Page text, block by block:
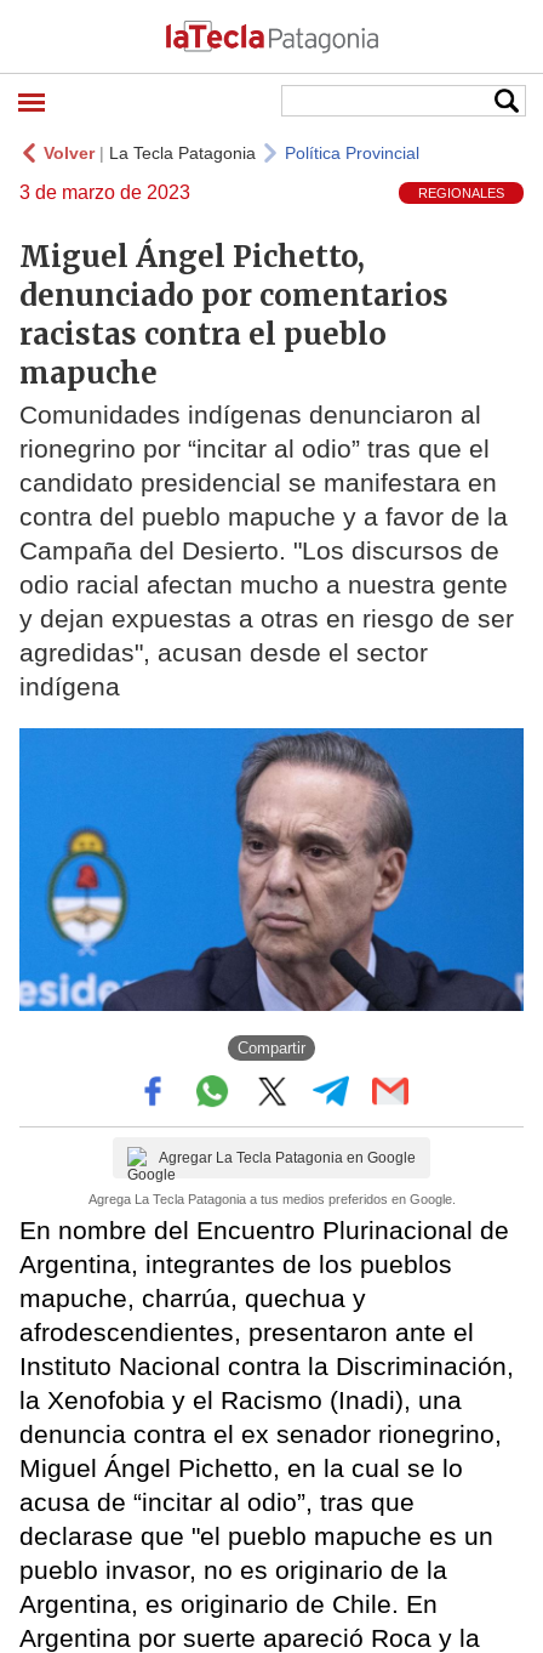
Volver| La Tecla Patagonia Política Provincial
3 de marzo de 2023 REGIONALES
Miguel Ángel Pichetto,
denunciado por comentarios
racistas contra el pueblo
mapuche
Comunidades indígenas denunciaron al
rionegrino por “incitar al odio” tras que el
candidato presidencial se manifestara en
contra del pueblo mapuche y a favor de la
Campaña del Desierto. "Los discursos de
odio racial afectan mucho a nuestra gente
y dejan expuestas a otras en riesgo de ser
agredidas", acusan desde el sector
indígena
Compartir
Agregar La Tecla Patagonia en Google
Agrega La Tecla Patagonia a tus medios preferidos en Google.
En nombre del Encuentro Plurinacional de
Argentina, integrantes de los pueblos
mapuche, charrúa, quechua y
afrodescendientes, presentaron ante el
Instituto Nacional contra la Discriminación,
la Xenofobia y el Racismo (Inadi), una
denuncia contra el ex senador rionegrino,
Miguel Ángel Pichetto, en la cual se lo
acusa de “incitar al odio”, tras que
declarase que "el pueblo mapuche es un
pueblo invasor, no es originario de la
Argentina, es originario de Chile. En
Argentina por suerte apareció Roca y la